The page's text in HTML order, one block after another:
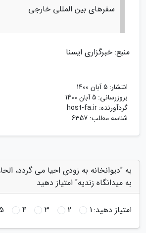
سفرهای بین المللی خارجی
منبع: خبرگزاری ایسنا
انتشار: 5 آبان 1400
بروزرسانی: 5 آبان 1400
گردآورنده: host-fa.ir
شناسه مطلب: 6357
به "دیوانخانه به زودی احیا می گردد،
به میدانگاه زندیه" امتیاز دهید
امتیاز دهید:1
2
3
4